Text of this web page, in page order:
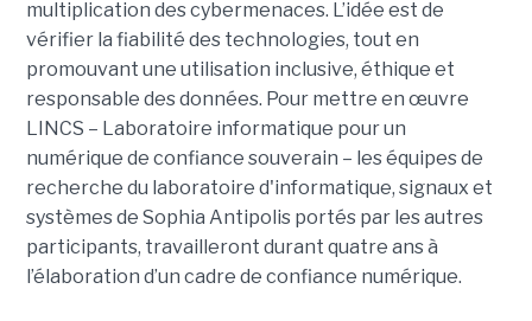
multiplication des cybermenaces. L’idée est de
vérifier la fiabilité des technologies, tout en
promouvant une utilisation inclusive, éthique et
responsable des données. Pour mettre en œuvre
LINCS – Laboratoire informatique pour un
numérique de confiance souverain – les équipes de
recherche du laboratoire d'informatique, signaux et
systèmes de Sophia Antipolis portés par les autres
participants, travailleront durant quatre ans à
l’élaboration d’un cadre de confiance numérique.